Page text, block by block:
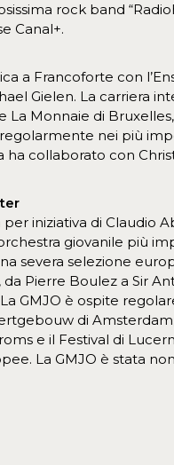
rock band
Canal+.
a Francoforte con
Gielen. La carriera
Monnaie di
nei più
collaborato con
per iniziativa di Claudio
giovanile più
severa selezione
Pierre Boulez a Sir
La GMJO è ospite
di
e il Festival di
La GMJO è stata